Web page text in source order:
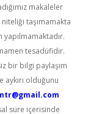
makaleler
taşımamakta
yapılmamaktadır.
tesadüfidir.
bir bilgi paylaşım
olduğunu
süre içerisinde